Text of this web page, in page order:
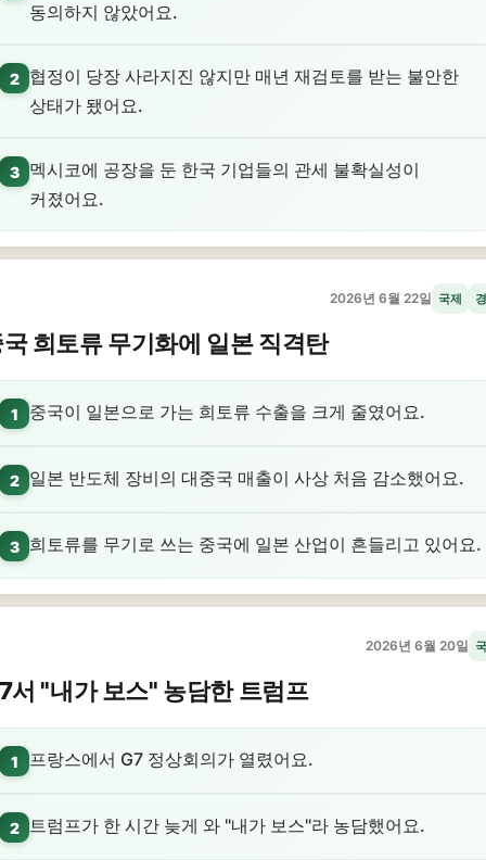
동의하지 않았어요.
2
협정이 당장 사라지진 않지만 매년 재검토를 받는 불안한
상태가 됐어요.
3
멕시코에 공장을 둔 한국 기업들의 관세 불확실성이
커졌어요.
2026년 6월 22일 국제
희토류 무기화에 일본 직격탄
1 중국이 일본으로 가는 희토류 수출을 크게 줄였어요.
2 일본 반도체 장비의 대중국 매출이 사상 처음 감소했어요.
3 희토류를 무기로 쓰는 중국에 일본 산업이 흔들리고 있어요.
2026년 6월 20일
서 "내가 보스" 농담한 트럼프
1 프랑스에서 G7 정상회의가 열렸어요.
2 트럼프가 한 시간 늦게 와 "내가 보스"라 농담했어요.